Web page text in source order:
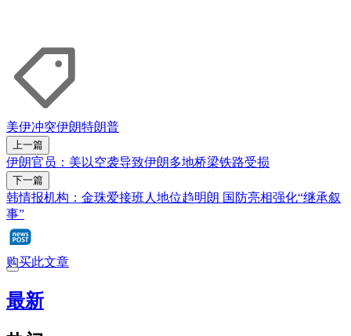
美伊冲突伊朗特朗普
上一篇
伊朗官员：美以空袭导致伊朗多地桥梁铁路受损
下一篇
韩情报机构：金珠爱接班人地位趋明朗 国防亮相强化“继承叙
事”
购买此文章
最新